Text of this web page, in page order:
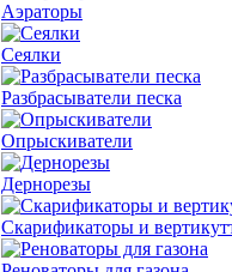
Аэраторы
Сеялки
Разбрасыватели песка
Опрыскиватели
Дернорезы
Скарификаторы и